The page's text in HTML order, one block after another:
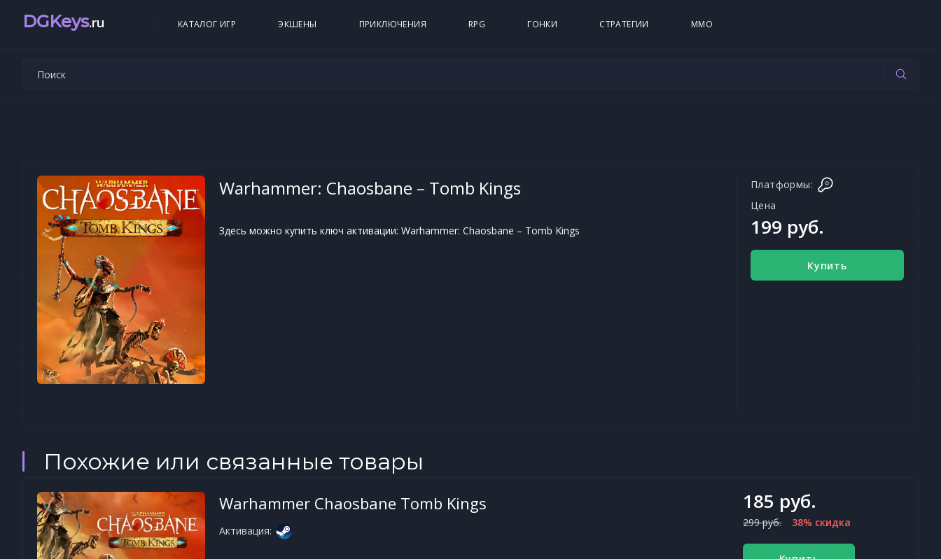
DGKeys.ru КАТАЛОГ ИГР ЭКШЕНЫ ПРИКЛЮЧЕНИЯ RPG ГОНКИ СТРАТЕГИИ MMO
Warhammer: Chaosbane – Tomb Kings
Здесь можно купить ключ активации: Warhammer: Chaosbane – Tomb Kings
Платформы:
Цена
199 руб.
Купить
Похожие или связанные товары
Warhammer Chaosbane Tomb Kings
Активация:
185 руб.
299 руб. 38% скидка